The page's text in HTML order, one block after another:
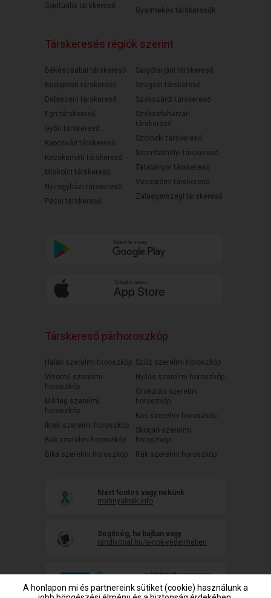
Spirituális társkereső
Gyermekes társkeresők
Társkeresés régiók szerint
Békéscsabai társkereső
Budapesti társkereső
Debreceni társkereső
Egri társkereső
Győri társkereső
Kaposvári társkereső
Kecskeméti társkereső
Miskolci társkereső
Nyíregyházi társkereső
Pécsi társkereső
Salgótarjáni társkereső
Szegedi társkereső
Szekszárdi társkereső
Székesfehérvári
társkereső
Szolnoki társkereső
Szombathelyi társkereső
Tatabányai társkereső
Veszprémi társkereső
Zalaegerszegi társkereső
Társkereső párhoroszkóp
Halak szerelmi horoszkóp
Vízöntő szerelmi
horoszkóp
Mérleg szerelmi
horoszkóp
Ikrek szerelmi horoszkóp
Bak szerelmi horoszkóp
Bika szerelmi horoszkóp
Szűz szerelmi horoszkóp
Nyilas szerelmi horoszkóp
Oroszlán szerelmi
horoszkóp
Kos szerelmi horoszkóp
Skorpió szerelmi
horoszkóp
Rák szerelmi horoszkóp
Mert fontos vagy nekünk
mehnyakrak.info
Segítség, ha bajban vagy
randivonal.hu/a-nok-vedelmeben
A honlapon mi és partnereink sütiket (cookie) használunk a